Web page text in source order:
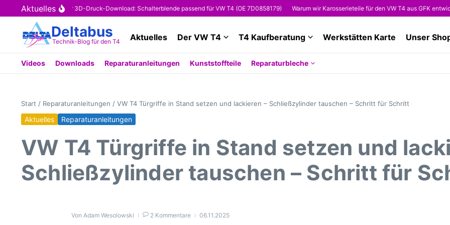
Zum Inhalt springen
Aktuelles
Kostenloser 3D-Druck-Download: Schalterblende passend für VW T4 (OE 7D0858179) Warum wir Karosserieteile für den VW T4 aus GFK entwickeln
Deltabus
Technik-Blog für den T4 Aktuelles Der VW T4 T4 Kaufberatung Werkstätten Karte Unser
Videos Downloads Reparaturanleitungen Kunststoffteile Reparaturbleche
Start / Reparaturanleitungen / VW T4 Türgriffe in Stand setzen und lackieren – Schließzylinder tauschen – Schritt für Schritt
Aktuelles Reparaturanleitungen
VW T4 Türgriffe in Stand setzen und
Schließzylinder tauschen – Schritt für
Von Adam Wesolowski 2 Kommentare 06.11.2025